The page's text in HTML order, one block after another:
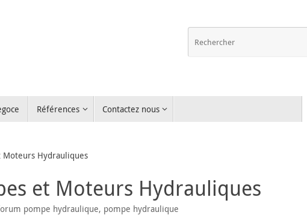
Références Contactez nous
Hydrauliques
et Moteurs Hydrauliques
pompe hydraulique, pompe hydraulique